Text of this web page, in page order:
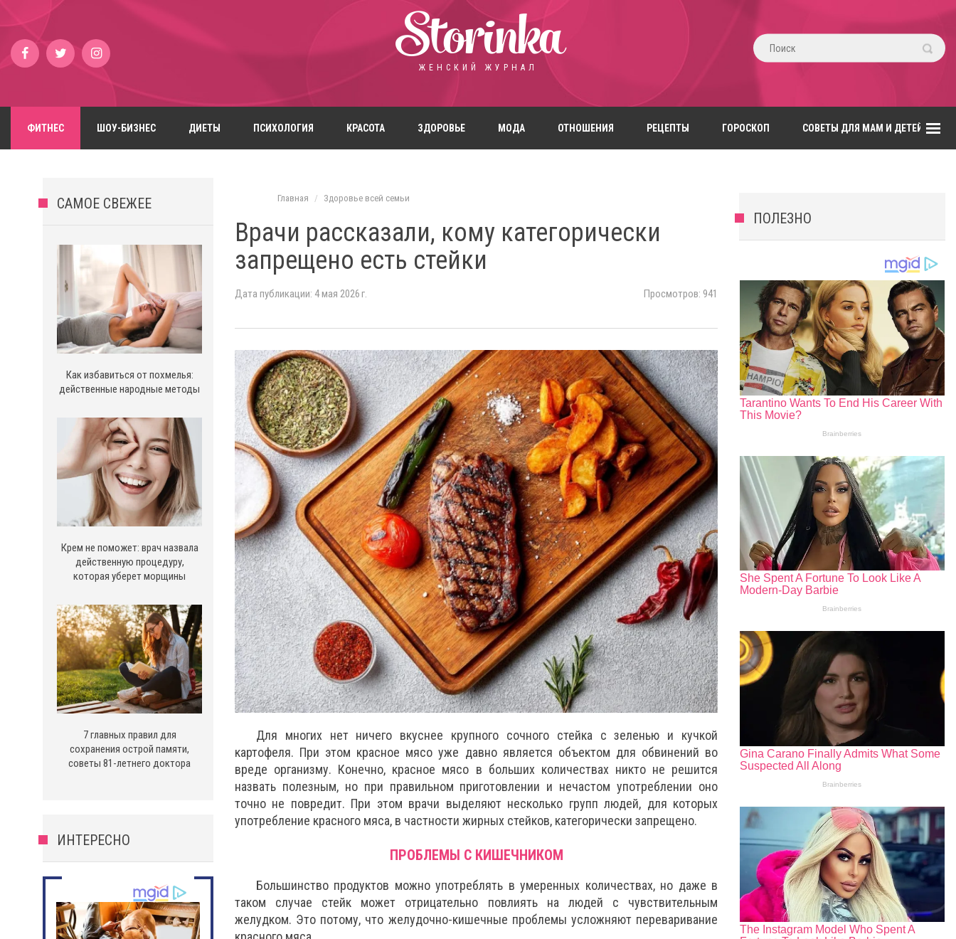
Storinka
ЖЕНСКИЙ ЖУРНАЛ
ФИТНЕС ШОУ-БИЗНЕС ДИЕТЫ ПСИХОЛОГИЯ КРАСОТА ЗДОРОВЬЕ МОДА ОТНОШЕНИЯ РЕЦЕПТЫ ГОРОСКОП СОВЕТЫ ДЛЯ МАМ И ДЕТЕЙ
САМОЕ СВЕЖЕЕ
Как избавиться от похмелья:
действенные народные методы
Крем не поможет: врач назвала
действенную процедуру,
которая уберет морщины
7 главных правил для
сохранения острой памяти,
советы 81-летнего доктора
ИНТЕРЕСНО
Главная Здоровье всей семьи
Врачи рассказали, кому категорически
запрещено есть стейки
Дата публикации: 4 мая 2026 г. Просмотров: 941
Для многих нет ничего вкуснее крупного сочного стейка с зеленью и кучкой
картофеля. При этом красное мясо уже давно является объектом для обвинений во
вреде организму. Конечно, красное мясо в больших количествах никто не решится
назвать полезным, но при правильном приготовлении и нечастом употреблении оно
точно не повредит. При этом врачи выделяют несколько групп людей, для которых
употребление красного мяса, в частности жирных стейков, категорически запрещено.
ПРОБЛЕМЫ С КИШЕЧНИКОМ
Большинство продуктов можно употреблять в умеренных количествах, но даже в
таком случае стейк может отрицательно повлиять на людей с чувствительным
желудком. Это потому, что желудочно-кишечные проблемы усложняют переваривание
ПОЛЕЗНО